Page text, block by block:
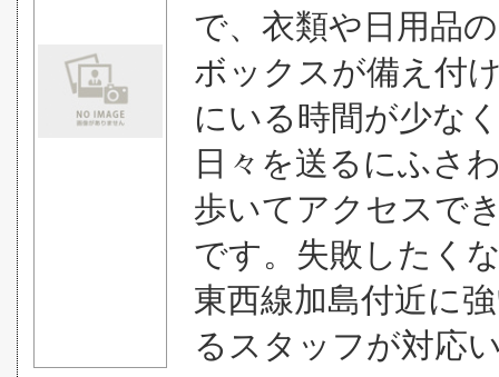
で、衣類や日用品
ボックスが備え付
にいる時間が少な
日々を送るにふさ
歩いてアクセスで
です。失敗したく
東西線加島付近に
るスタッフが対応